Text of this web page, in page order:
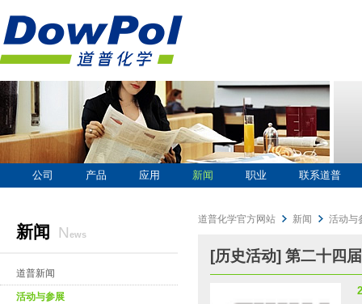
公司 产品 应用 新闻 职业 联系道普
新闻 news
道普新闻
活动与参展
道普化学官方网站 新闻 活动与
[历史活动] 第二十四